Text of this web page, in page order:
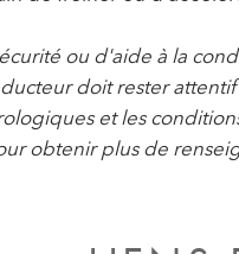
ou d'aide à la
doit rester
et les
obtenir plus de